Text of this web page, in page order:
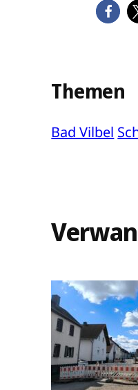
Themen
Bad Vilbel